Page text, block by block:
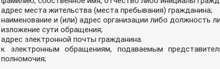
адрес места жительства (места пребывания) гражданина;
наименование и (или) адрес организации либо должность
изложение сути обращения;
адрес электронной почты гражданина.
к электронным обращениям, подаваемым
полномочия;